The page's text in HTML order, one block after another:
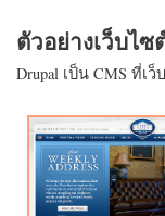
ตัวอย่างเว็บไ
Drupal เป็น CMS ที่เ